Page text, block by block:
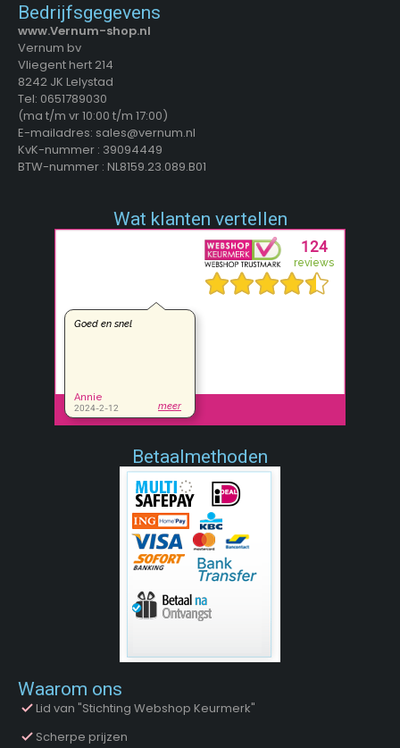
Bedrijfsgegevens
www.Vernum-shop.nl
Vernum bv
Vliegent hert 214
8242 JK Lelystad
Tel: 0651789030
(ma t/m vr 10:00 t/m 17:00)
E-mailadres: sales@vernum.nl
KvK-nummer : 39094449
BTW-nummer : NL8159.23.089.B01
Wat klanten vertellen
Betaalmethoden
Waarom ons
Lid van "Stichting Webshop Keurmerk"
Scherpe prijzen